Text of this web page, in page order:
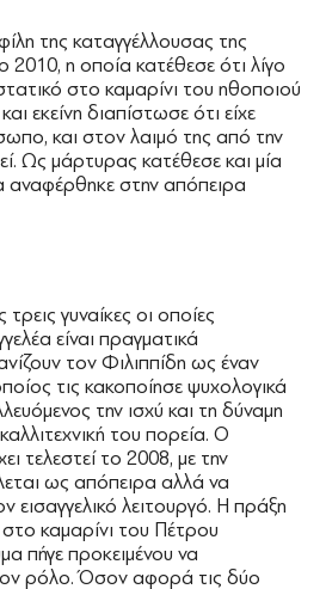
της καταγγέλλουσας της
η οποία κατέθεσε ότι λίγο
στο καμαρίνι του ηθοποιού
εκείνη διαπίστωσε ότι είχε
και στον λαιμό της από την
Ως μάρτυρας κατέθεσε και μία
αναφέρθηκε στην απόπειρα
γυναίκες οι οποίες
είναι πραγματικά
τον Φιλιππίδη ως έναν
τις κακοποίησε ψυχολογικά
την ισχύ και τη δύναμη
του πορεία. Ο
τελεστεί το 2008, με την
ως απόπειρα αλλά να
εισαγγελικό λειτουργό. Η πράξη
καμαρίνι του Πέτρου
πήγε προκειμένου να
ρόλο. Όσον αφορά τις δύο